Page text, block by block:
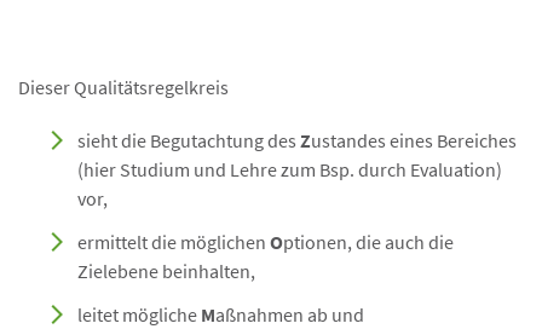
Dieser Qualitätsregelkreis
sieht die Begutachtung des Zustandes eines Bereiches
(hier Studium und Lehre zum Bsp. durch Evaluation)
vor,
ermittelt die möglichen Optionen, die auch die
Zielebene beinhalten,
leitet mögliche Maßnahmen ab und